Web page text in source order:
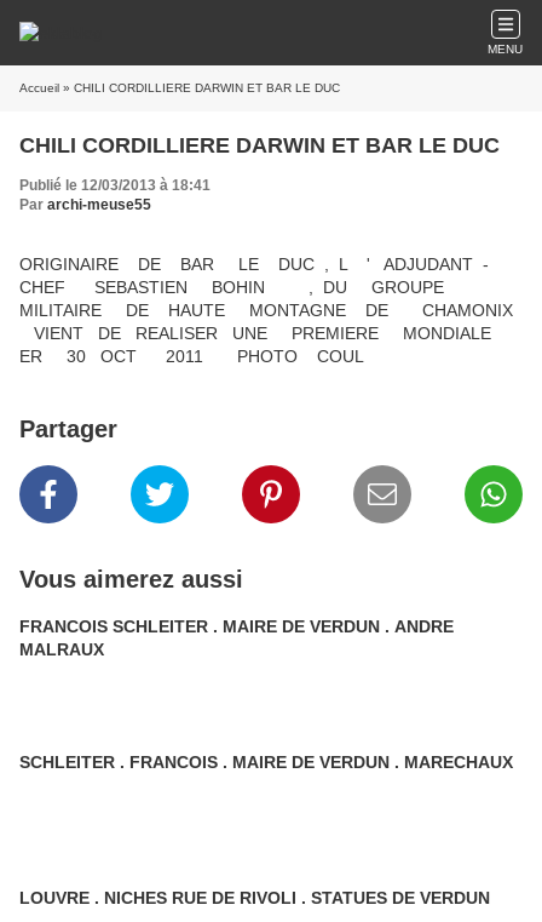
MENU
Accueil » CHILI CORDILLIERE DARWIN ET BAR LE DUC
CHILI CORDILLIERE DARWIN ET BAR LE DUC
Publié le 12/03/2013 à 18:41
Par archi-meuse55
ORIGINAIRE DE BAR LE DUC , L ' ADJUDANT -
CHEF SEBASTIEN BOHIN , DU GROUPE
MILITAIRE DE HAUTE MONTAGNE DE CHAMONIX
VIENT DE REALISER UNE PREMIERE MONDIALE
ER 30 OCT 2011 PHOTO COUL
Partager
Vous aimerez aussi
FRANCOIS SCHLEITER . MAIRE DE VERDUN . ANDRE
MALRAUX
SCHLEITER . FRANCOIS . MAIRE DE VERDUN . MARECHAUX
LOUVRE . NICHES RUE DE RIVOLI . STATUES DE VERDUN